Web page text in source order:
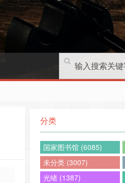
分类
国家图书馆 (6085)
未分类 (3007)
光绪 (1387)